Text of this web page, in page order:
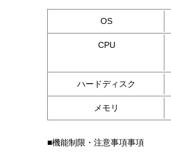
OS
CPU
ハードディスク
メモリ
■機能制限・注意事項事項